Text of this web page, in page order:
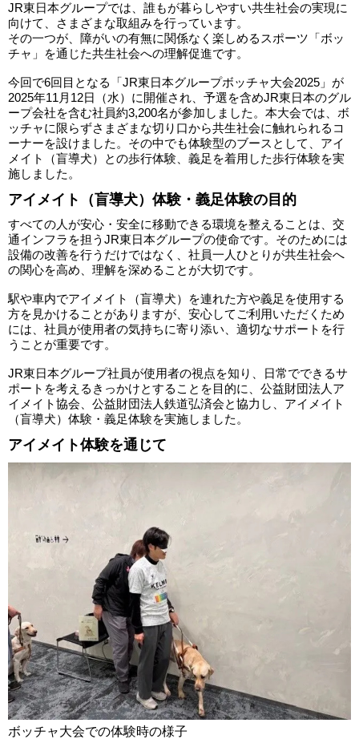
JR東日本グループでは、誰もが暮らしやすい共生社会の実現に
向けて、さまざまな取組みを行っています。
その一つが、障がいの有無に関係なく楽しめるスポーツ「ボッ
チャ」を通じた共生社会への理解促進です。
今回で6回目となる「JR東日本グループボッチャ大会2025」が
2025年11月12日（水）に開催され、予選を含めJR東日本のグル
ープ会社を含む社員約3,200名が参加しました。本大会では、ボ
ッチャに限らずさまざまな切り口から共生社会に触れられるコ
ーナーを設けました。その中でも体験型のブースとして、アイ
メイト（盲導犬）との歩行体験、義足を着用した歩行体験を実
施しました。
アイメイト（盲導犬）体験・義足体験の目的
すべての人が安心・安全に移動できる環境を整えることは、交
通インフラを担うJR東日本グループの使命です。そのためには
設備の改善を行うだけではなく、社員一人ひとりが共生社会へ
の関心を高め、理解を深めることが大切です。
駅や車内でアイメイト（盲導犬）を連れた方や義足を使用する
方を見かけることがありますが、安心してご利用いただくため
には、社員が使用者の気持ちに寄り添い、適切なサポートを行
うことが重要です。
JR東日本グループ社員が使用者の視点を知り、日常でできるサ
ポートを考えるきっかけとすることを目的に、公益財団法人ア
イメイト協会、公益財団法人鉄道弘済会と協力し、アイメイト
（盲導犬）体験・義足体験を実施しました。
アイメイト体験を通じて
ボッチャ大会での体験時の様子